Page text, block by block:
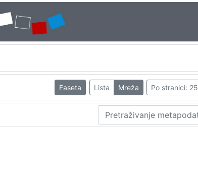
Faseta Lista Mreža Po stranici: 25